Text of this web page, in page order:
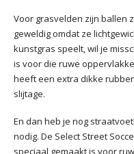
Voor grasvelden zijn ballen
geweldig omdat ze
kunstgras speelt, wil je
is voor die ruwe
heeft een extra dikke
slijtage.
En dan heb je nog
nodig. De Select Street
speciaal gemaakt is voor